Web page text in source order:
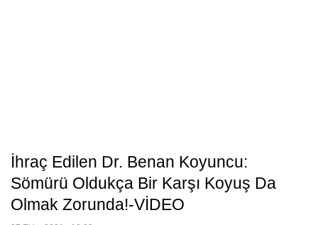
İhraç Edilen Dr. Benan Koyuncu:
Sömürü Oldukça Bir Karşı Koyuş Da
Olmak Zorunda!-VİDEO